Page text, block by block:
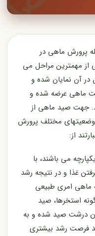
پرورش ماهی در
از مهمترین مراحل می
آن نمایان شده و
ماهی عرضه شده و
جهت صید ماهی از
مختلف پرورش
از:
می باشند، با
غذا و در نتیجه رشد
ماهی امری طبیعی
استخرها، صید
درشت صید شده و به
فرصت رشد بیشتری